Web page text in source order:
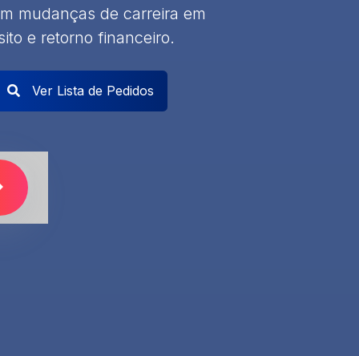
mudanças de carreira em
e retorno financeiro.
Ver Lista de Pedidos